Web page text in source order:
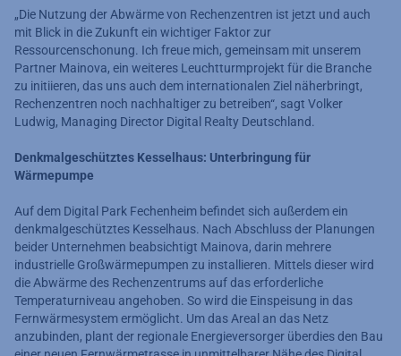
„Die Nutzung der Abwärme von Rechenzentren ist jetzt und auch
mit Blick in die Zukunft ein wichtiger Faktor zur
Ressourcenschonung. Ich freue mich, gemeinsam mit unserem
Partner Mainova, ein weiteres Leuchtturmprojekt für die Branche
zu initiieren, das uns auch dem internationalen Ziel näherbringt,
Rechenzentren noch nachhaltiger zu betreiben“, sagt Volker
Ludwig, Managing Director Digital Realty Deutschland.
Denkmalgeschütztes Kesselhaus: Unterbringung für
Wärmepumpe
Auf dem Digital Park Fechenheim befindet sich außerdem ein
denkmalgeschütztes Kesselhaus. Nach Abschluss der Planungen
beider Unternehmen beabsichtigt Mainova, darin mehrere
industrielle Großwärmepumpen zu installieren. Mittels dieser wird
die Abwärme des Rechenzentrums auf das erforderliche
Temperaturniveau angehoben. So wird die Einspeisung in das
Fernwärmesystem ermöglicht. Um das Areal an das Netz
anzubinden, plant der regionale Energieversorger überdies den Bau